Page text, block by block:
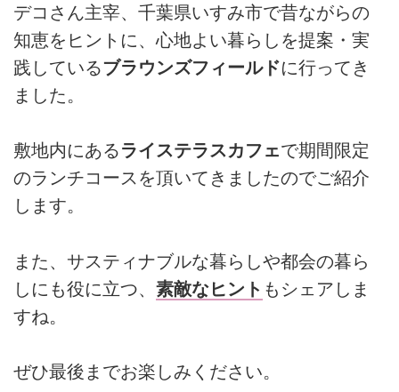
デコさん主宰、千葉県いすみ市で昔ながらの
知恵をヒントに、心地よい暮らしを提案・実
践しているブラウンズフィールドに行ってき
ました。
敷地内にあるライステラスカフェで期間限定
のランチコースを頂いてきましたのでご紹介
します。
また、サスティナブルな暮らしや都会の暮ら
しにも役に立つ、 素敵なヒント もシェアしま
すね。
ぜひ最後までお楽しみください。